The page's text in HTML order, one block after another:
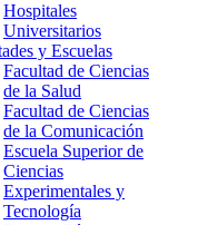
Hospitales
Universitarios
y Escuelas
Facultad de Ciencias
de la Salud
Facultad de Ciencias
de la Comunicación
Escuela Superior de
Ciencias
Experimentales y
Tecnología